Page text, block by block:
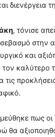
διενέργεια
, τόνισε
σεβασμό στην
και
καλύτερο
τις
πως
θα